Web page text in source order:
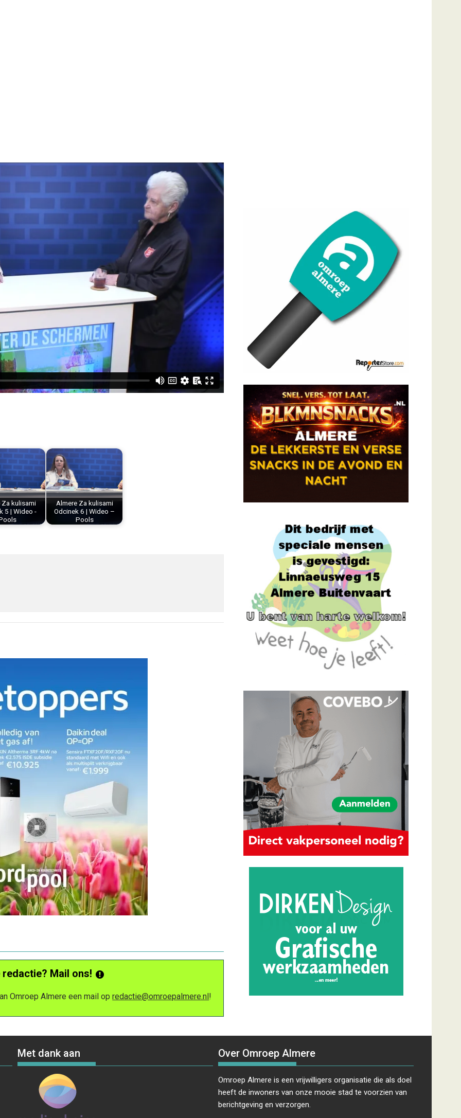
Za kulisami
5 | Wideo -
Almere Za kulisami
Odcinek 6 | Wideo –
Pools
Mail ons!
Omroep Almere een mail opredactie@omroepalmere.nl!
Met dank aan Over Omroep Almere
Omroep Almere is een vrijwilligers organisatie die als doel
heeft de inwoners van onze mooie stad te voorzien van
berichtgeving en verzorgen.